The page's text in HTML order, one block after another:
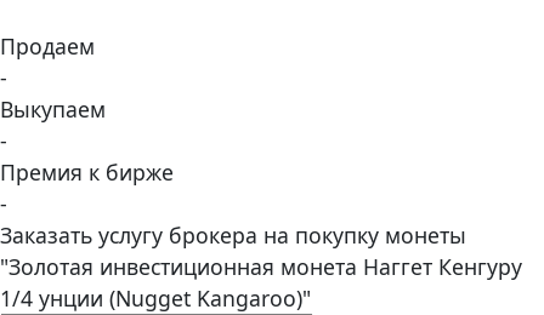
Продаем
-
Выкупаем
-
Премия к бирже
-
Заказать услугу брокера на покупку монеты
"Золотая инвестиционная монета Наггет Кенгуру
1/4 унции (Nugget Kangaroo)"